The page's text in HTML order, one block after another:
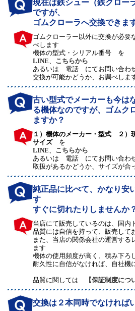
現在は鉄シュー（鉄クロー
ですが、
ゴムクローラへ交換できま
ゴムクローラー以外に交換が必要
べします
機体の型式・シリアル番号 を
LINE、 こちらから
あるいは 電話 にてお問い合わ
交換が可能かどうか、お調べしま
古い型式でメーカーも今は
る機体なのですが、ゴムク
ますか？
１）機体のメーカー・型式 ２）
サイズを
LINE、 こちらから
あるいは 電話 にてお問い合わ
取扱があるかどうか、サイズが合
純正品に比べて、かなり安
す
すぐに切れたりしませんか
当店にて販売しているのは、国内
品質には自信を持って、販売して
また、当店の関係会社の運営する
ます
機体の使用頻度が高く、積み下ろ
耐久性に自信がなければ、自社機
品質に関しては 【保証制度につ
交換は２本同時でなければ